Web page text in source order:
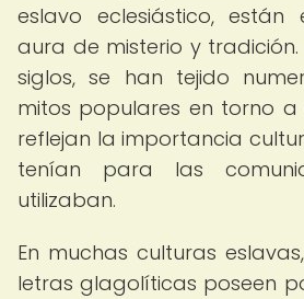
eslavo eclesiástico, están
aura de misterio y
siglos, se han tejido
mitos populares en torno a
reflejan la importancia
tenían para las
utilizaban.
En muchas culturas
letras glagolíticas poseen